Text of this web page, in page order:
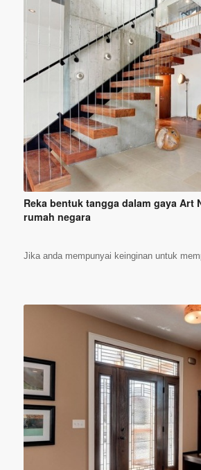
Reka bentuk tangga dalam gaya Art
rumah negara
Jika anda mempunyai keinginan untuk